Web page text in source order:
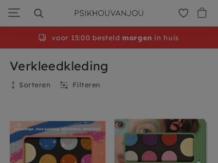
door
naar
Verkleedkleding
Sorteren Filteren
voor 15:00 besteld morgen in huis